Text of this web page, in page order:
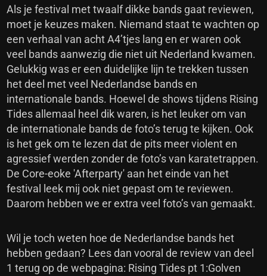
Als je festival met twaalf dikke bands gaat reviewen,
moet je keuzes maken. Niemand staat te wachten op
een verhaal van acht A4’tjes lang en er waren ook
veel bands aanwezig die niet uit Nederland kwamen.
Gelukkig was er een duidelijke lijn te trekken tussen
het deel met veel Nederlandse bands en
internationale bands. Hoewel de shows tijdens Rising
Tides allemaal heel dik waren, is het leuker om van
de internationale bands de foto’s terug te kijken. Ook
is het gek om te lezen dat de pits meer violent en
agressief werden zonder de foto’s van karatetrappen.
De Core-eoke 'Afterparty' aan het einde van het
festival leek mij ook niet gepast om te reviewen.
Daarom hebben we er extra veel foto’s van gemaakt.
Wil je toch weten hoe de Nederlandse bands het
hebben gedaan? Lees dan vooral de review van deel
1 terug op de webpagina: Rising Tides pt 1:Golven